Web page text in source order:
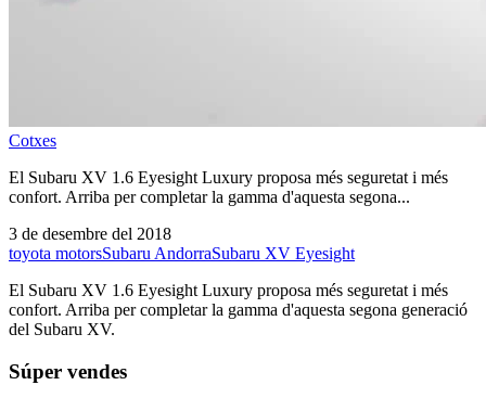
Cotxes
El Subaru XV 1.6 Eyesight Luxury proposa més seguretat i més
confort. Arriba per completar la gamma d'aquesta segona...
3 de desembre del 2018
toyota motorsSubaru AndorraSubaru XV Eyesight
El Subaru XV 1.6 Eyesight Luxury proposa més seguretat i més
confort. Arriba per completar la gamma d'aquesta segona generació
del Subaru XV.
Súper vendes